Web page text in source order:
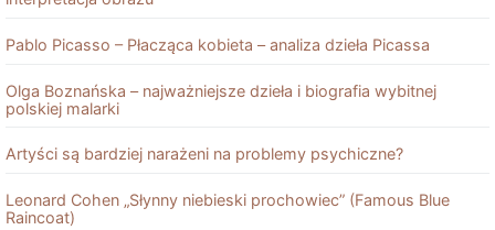
Pablo Picasso – Płacząca kobieta – analiza dzieła Picassa
Olga Boznańska – najważniejsze dzieła i biografia wybitnej
polskiej malarki
Artyści są bardziej narażeni na problemy psychiczne?
Leonard Cohen „Słynny niebieski prochowiec” (Famous Blue
Raincoat)